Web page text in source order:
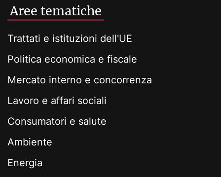
Aree tematiche
Trattati e istituzioni dell'UE
Politica economica e fiscale
Mercato interno e concorrenza
Lavoro e affari sociali
Consumatori e salute
Ambiente
Energia